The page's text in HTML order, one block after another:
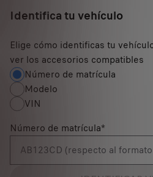
Identifica tu vehículo
Elige cómo identificas tu
ver los accesorios compatibles
Número de matrícula
Modelo
VIN
Número de matrícula*